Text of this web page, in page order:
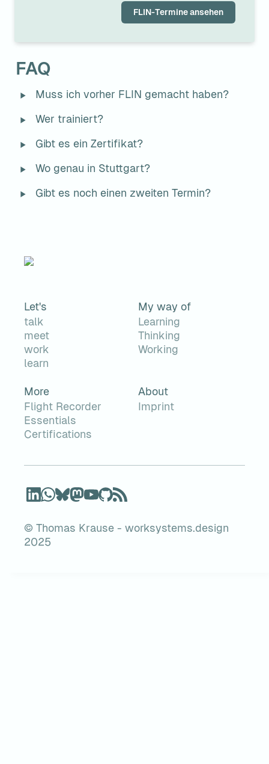
FLIN-Termine ansehen
FAQ
‣ Muss ich vorher FLIN gemacht haben?
‣ Wer trainiert?
‣ Gibt es ein Zertifikat?
‣ Wo genau in Stuttgart?
‣ Gibt es noch einen zweiten Termin?
Let's
talk
meet
work
learn
My way of
Learning
Thinking
Working
More
Flight Recorder
Essentials
Certifications
About
Imprint
© Thomas Krause - worksystems.design
2025